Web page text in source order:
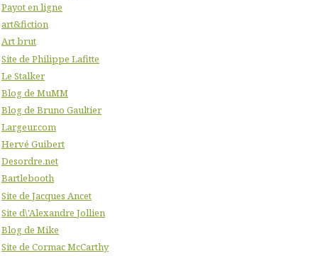
Payot en ligne
art&fiction
Art brut
Site de Philippe Lafitte
Le Stalker
Blog de MuMM
Blog de Bruno Gaultier
Largeur.com
Hervé Guibert
Desordre.net
Bartlebooth
Site de Jacques Ancet
Site d\'Alexandre Jollien
Blog de Mike
Site de Cormac McCarthy